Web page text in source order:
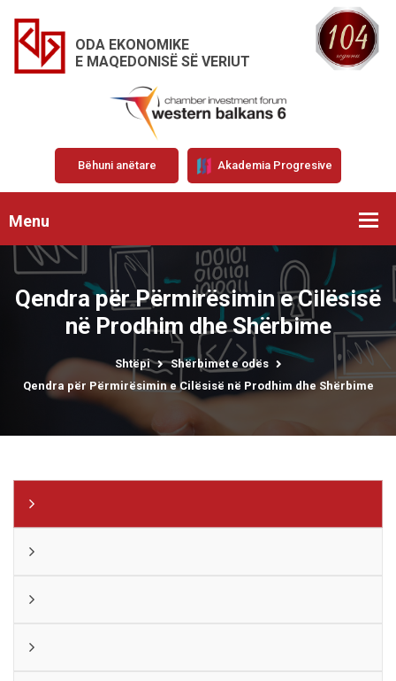
ODA EKONOMIKE
E MAQEDONISË SË VERIUT
Bëhuni anëtare Akademia Progresive
Menu
Qendra për Përmirësimin e Cilësisë
në Prodhim dhe Shërbime
Shtëpi
Shërbimet e odës
Qendra për Përmirësimin e Cilësisë në Prodhim dhe Shërbime